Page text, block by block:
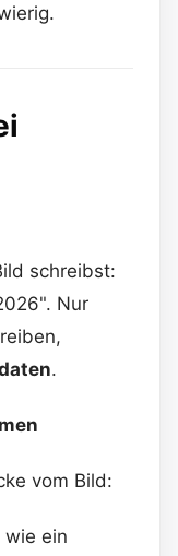
schreibst:
Nur
.
vom Bild:
wie ein